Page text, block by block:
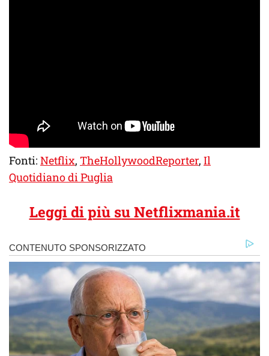
Fonti: Netflix, TheHollywoodReporter, Il
Quotidiano di Puglia
Leggi di più su Netflixmania.it